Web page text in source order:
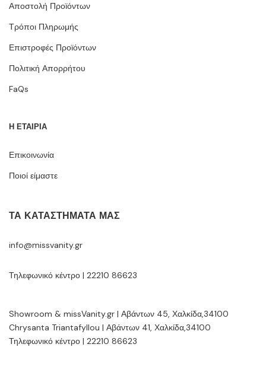
Αποστολή Προϊόντων
Τρόποι Πληρωμής
Επιστροφές Προϊόντων
Πολιτική Απορρήτου
FaQs
Η ΕΤΑΙΡΙΑ
Επικοινωνία
Ποιοί είμαστε
ΤΑ ΚΑΤΑΣΤΉΜΑΤΆ ΜΑΣ
info@missvanity.gr
Τηλεφωνικό κέντρο | 22210 86623
Showroom & missVanity.gr | Αβάντων 45, Χαλκίδα,34100
Chrysanta Triantafyllou | Αβάντων 41, Χαλκίδα,34100
Τηλεφωνικό κέντρο | 22210 86623